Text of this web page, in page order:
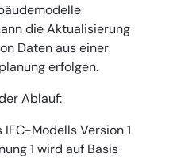
die Aktualisierung
Daten aus einer
erfolgen.
Ablauf:
Modells Version 1
1 wird auf Basis